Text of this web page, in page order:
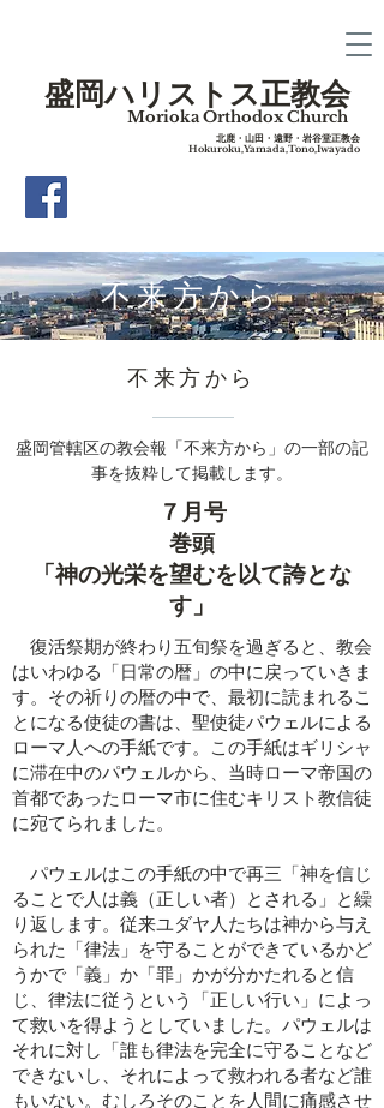
盛岡ハリストス正教会
Morioka Orthodox Church
​北鹿・山田・遠野・岩谷堂正教会
Hokuroku,Yamada,Tono,Iwayado
​不来方から
​不来方から
盛岡管轄区の教会報「不来方から」の一部の記
事を抜粋して掲載します。
７月号
​巻頭
「神の光栄を望むを以て誇とな
す」
復活祭期が終わり五旬祭を過ぎると、教会
はいわゆる「日常の暦」の中に戻っていきま
す。その祈りの暦の中で、最初に読まれるこ
とになる使徒の書は、聖使徒パウェルによる
ローマ人への手紙です。この手紙はギリシャ
に滞在中のパウェルから、当時ローマ帝国の
首都であったローマ市に住むキリスト教信徒
に宛てられました。
パウェルはこの手紙の中で再三「神を信じ
ることで人は義（正しい者）とされる」と繰
り返します。従来ユダヤ人たちは神から与え
られた「律法」を守ることができているかど
うかで「義」か「罪」かが分かたれると信
じ、律法に従うという「正しい行い」によっ
て救いを得ようとしていました。パウェルは
それに対し「誰も律法を完全に守ることなど
できないし、それによって救われる者など誰
もいない。むしろそのことを人間に痛感させ